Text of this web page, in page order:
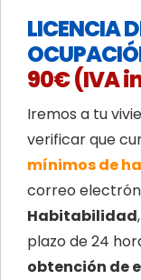
LICENCIA
90€ (IVA
Iremos a tu
verificar que
mínimos de
correo
Habitabilidad
plazo de 24
obtención de